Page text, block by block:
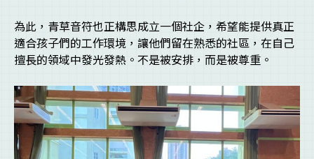
為此，青草音符也正構思成立一個社企，希望能提供真正
適合孩子們的工作環境，讓他們留在熟悉的社區，在自己
擅長的領域中發光發熱。不是被安排，而是被尊重。